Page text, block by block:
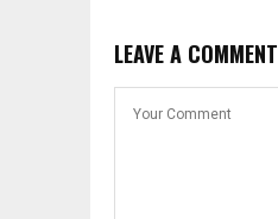
LEAVE A COMMENT